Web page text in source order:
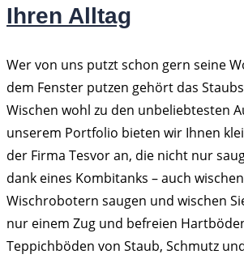
Ihren Alltag
Wer von uns putzt schon gern seine
dem Fenster putzen gehört das
Wischen wohl zu den unbeliebtesten
unserem Portfolio bieten wir Ihnen
der Firma Tesvor an, die nicht nur
dank eines Kombitanks – auch
Wischrobotern saugen und wischen
nur einem Zug und befreien
Teppichböden von Staub, Schmutz